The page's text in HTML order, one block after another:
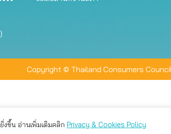
Copyright © Thailand Consumers
ขึ้น อ่านเพิ่มเติมคลิก Privacy & Cookies Policy
ที่ดีให้แก่ท่าน คุณสามารถเลือกตั้งค่าความเป็นส่วนตัวไ